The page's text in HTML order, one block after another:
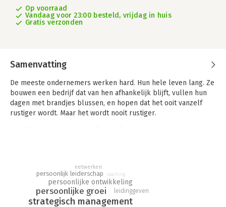
Op voorraad
Vandaag voor 23:00 besteld, vrijdag in huis
Gratis verzonden
Samenvatting
De meeste ondernemers werken hard. Hun hele leven lang. Ze
bouwen een bedrijf dat van hen afhankelijk blijft, vullen hun
dagen met brandjes blussen, en hopen dat het ooit vanzelf
rustiger wordt. Maar het wordt nooit rustiger.
In Waarom sommigen miljonair worden en anderen gewoon
moe ontrafelt Andy Coomans de tien cruciale denkverschillen
die het onderscheid maken tussen druk bezig zijn en echt
vooruitkomen. Hij vertaalt daarbij complexe materie naar
strategisch management
persoonlijke groei
persoonlijke ontwikkeling
persoonlijk leiderschap
leidinggeven
netwerken
coaching